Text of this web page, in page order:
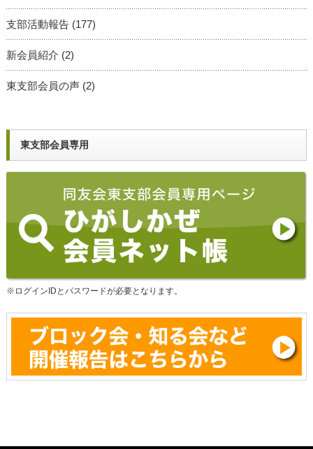
支部活動報告(177)
新会員紹介 (2)
東支部会員の声(2)
東支部会員専用
※ログインIDとパスワードが必要となります。